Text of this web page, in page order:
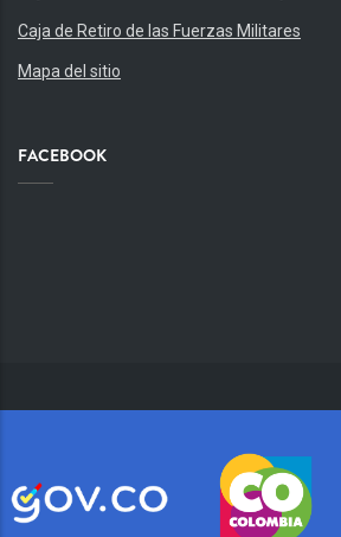
Caja de Retiro de las Fuerzas Militares
Mapa del sitio
FACEBOOK